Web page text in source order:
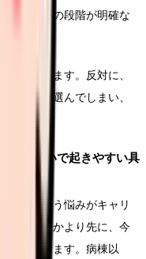
」「教育の段階が明確な
ます。
が上がります。反対に、
勤だけで選んでしまい、
ります。
辞めたいで起きやすい具
たいという悩みがキャリ
るかどうかより先に、今
験を分けます。病棟以